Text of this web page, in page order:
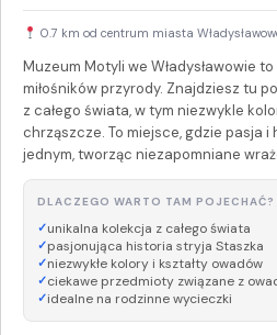
0.7 km od centrum miasta
Muzeum Motyli we Władysławowie
miłośników przyrody. Znajdziesz tu
z całego świata, w tym niezwykle
chrząszcze. To miejsce, gdzie pasja
jednym, tworząc niezapomniane
DLACZEGO WARTO TAM POJECHAĆ?
unikalna kolekcja z całego świata
pasjonująca historia stryja Staszka
niezwykłe kolory i kształty owadów
ciekawe przedmioty związane z
idealne na rodzinne wycieczki